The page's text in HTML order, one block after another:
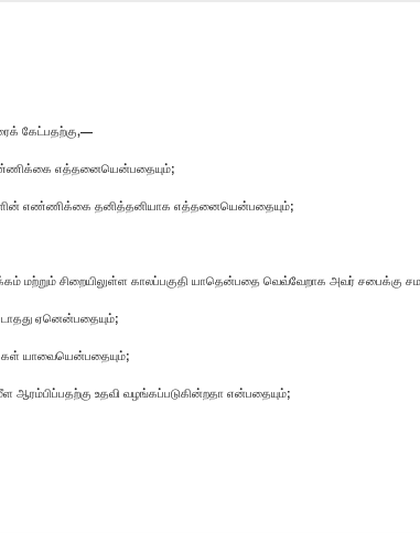
கேட்பதற்கு,—
எத்தனையென்பதையும்;
எண்ணிக்கை தனித்தனியாக எத்தனையென்பதையும்;
மற்றும் சிறையிலுள்ள காலப்பகுதி யாதென்பதை வெவ்வேறாக அவர் சபைக்கு
ஏனென்பதையும்;
யாவையென்பதையும்;
ஆரம்பிப்பதற்கு உதவி வழங்கப்படுகின்றதா என்பதையும்;